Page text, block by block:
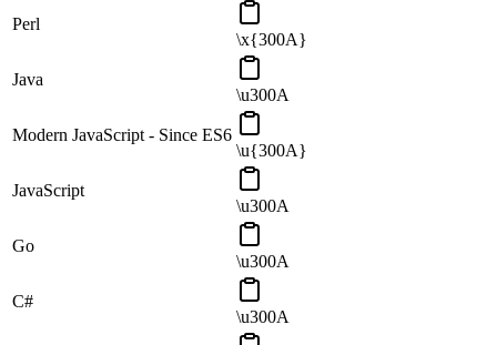
Perl
\x{300A}
Java
\u300A
Modern JavaScript - Since ES6
\u{300A}
JavaScript
\u300A
Go
\u300A
C#
\u300A